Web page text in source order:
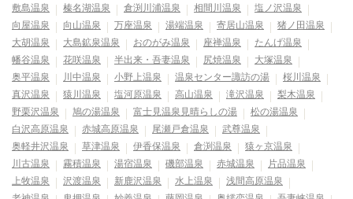
敷島温泉
榛名湖温泉 倉渕川浦温泉 相間川温泉
塩ノ沢温泉
向屋温泉
向山温泉 万座温泉 湯端温泉 寄居山温泉
猪ノ田温泉
大胡温泉
大島鉱泉温泉 おのがみ温泉 座禅温泉
たんげ温泉
幡谷温泉
花咲温泉 半出来・吾妻温泉 尻焼温泉
大塚温泉
奥平温泉
川中温泉 小野上温泉 温泉センター諏訪の湯
桜川温泉
真沢温泉
猿川温泉 塩河原温泉 高山温泉 滝沢温泉
梨木温泉
野栗沢温泉
鳩の湯温泉 富士見温泉見晴らしの湯
松の湯温泉
白沢高原温泉
赤城高原温泉 尾瀬戸倉温泉
武尊温泉
奥軽井沢温泉
草津温泉 伊香保温泉 倉渕温泉
猿ヶ京温泉
川古温泉
霧積温泉 湯宿温泉 磯部温泉 赤城温泉
片品温泉
上牧温泉
沢渡温泉 新鹿沢温泉 水上温泉
浅間高原温泉